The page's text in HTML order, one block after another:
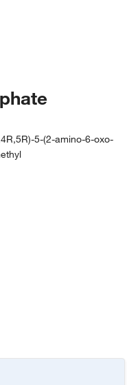
5-(2-amino-6-oxo-